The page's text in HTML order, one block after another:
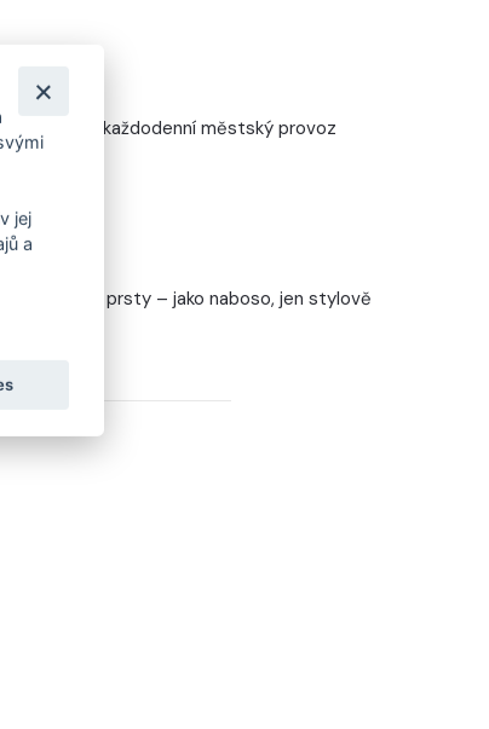
interiéry i každodenní městský provoz
volnost pro prsty – jako naboso, jen stylově
jej
a